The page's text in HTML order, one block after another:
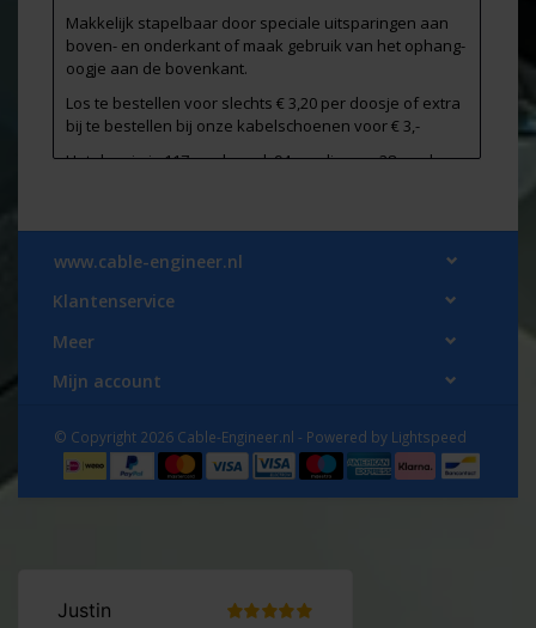
Makkelijk stapelbaar door speciale uitsparingen aan
boven- en onderkant of maak gebruik van het ophang-
oogje aan de bovenkant.
Los te bestellen voor slechts € 3,20 per doosje of extra
bij te bestellen bij onze kabelschoenen voor € 3,-
Het doosje is 117 mm breed, 94mm diep en 28 mm hoog
EAN 5733439113922 / RAACO Artikelnummer: 113922
www.cable-engineer.nl
Klantenservice
Meer
Mijn account
© Copyright 2026 Cable-Engineer.nl - Powered by Lightspeed